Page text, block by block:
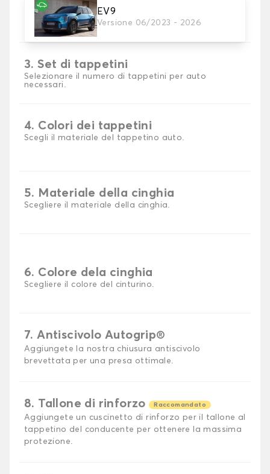
EV9
Versione 06/2023 - 2026
2. Materiale
Scegli il materiale del tappetini auto
3. Set di tappetini
Selezionare il numero di tappetini per auto
necessari.
4. Colori dei tappetini
Scegli il materiale del tappetino auto.
5. Materiale della cinghia
Scegliere il materiale della cinghia.
6. Colore dela cinghia
Scegliere il colore del cinturino.
7. Antiscivolo Autogrip®
Aggiungete la nostra chiusura antiscivolo
brevettata per una presa ottimale.
8. Tallone di rinforzo Raccomandato
Aggiungete un cuscinetto di rinforzo per il tallone al
tappetino del conducente per ottenere la massima
protezione.